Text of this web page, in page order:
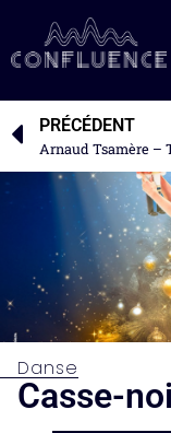
PRÉCÉDENT
Danse
Casse-